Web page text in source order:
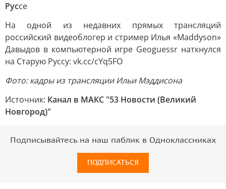
Руссе
На одной из недавних прямых трансляций
российский видеоблогер и стример Илья «Maddyson»
Давыдов в компьютерной игре Geoguessr наткнулся
на Старую Руссу: vk.cc/cYq5FO
Фото: кадры из трансляции Ильи Мэддисона
Источник: Канал в МАКС "53 Новости (Великий
Новгород)"
Подписывайтесь на наш паблик в Одноклассниках
ПОДПИСАТЬСЯ